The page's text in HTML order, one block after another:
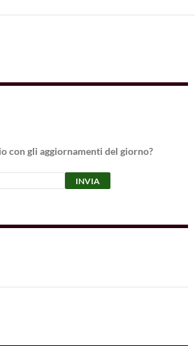
con gli aggiornamenti del giorno?